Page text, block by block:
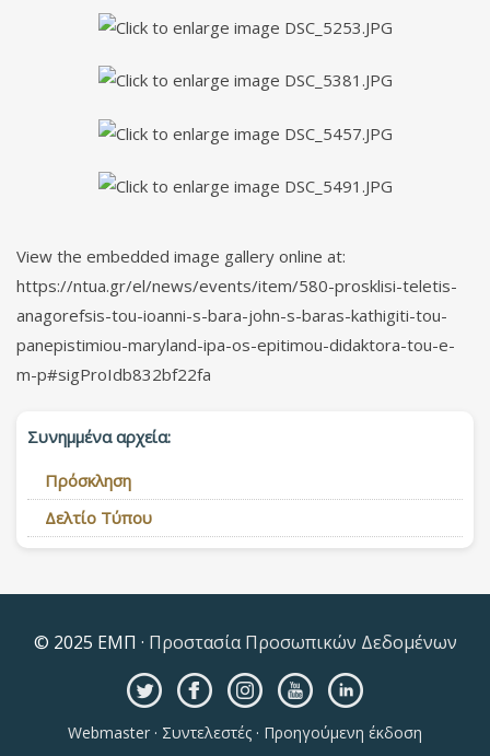
View the embedded image gallery online at:
https://ntua.gr/el/news/events/item/580-prosklisi-teletis-
anagorefsis-tou-ioanni-s-bara-john-s-baras-kathigiti-tou-
panepistimiou-maryland-ipa-os-epitimou-didaktora-tou-e-
m-p#sigProIdb832bf22fa
Συνημμένα αρχεία:
Πρόσκληση
Δελτίο Τύπου
© 2025 ΕΜΠ · Προστασία Προσωπικών Δεδομένων
Webmaster · Συντελεστές · Προηγούμενη έκδοση